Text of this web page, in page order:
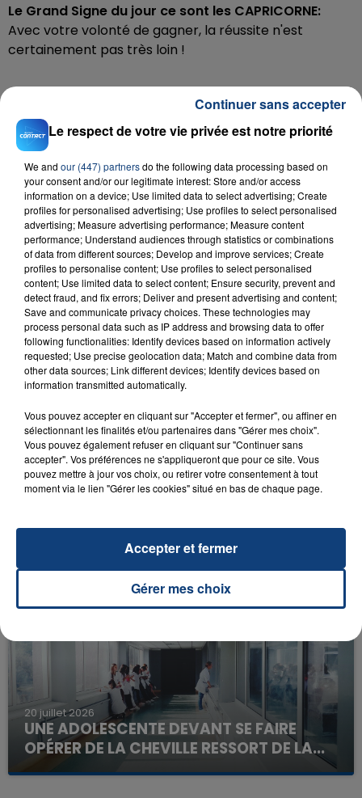
Le Grand Signe du jour ce sont les CAPRICORNE:
Avec votre volonté de gagner, la réussite n'est
certainement pas très loin !
Lean On
MAJOR LAZER
RADIO CONTACT
FIL D'ACTU
INCENDIE MORTEL À LENS : UNE FEMME ET
SON BÉBÉ ENTRE LA VIE ET LA...
aspergé sa compagne et leur bébé de trois mois
d'un liquide inflammable.
20 juillet 2026
UNE ADOLESCENTE DEVANT SE FAIRE
OPÉRER DE LA CHEVILLE RESSORT DE LA...
La famille a porté plainte contre la clinique qui a
Le respect de votre vie privée est notre priorité
We and our (447) partnersdo the following data processing based on
your consent and/or our legitimate interest: Store and/or access
information on a device; Use limited data to select advertising; Create
profiles for personalised advertising; Use profiles to select personalised
advertising; Measure advertising performance; Measure content
performance; Understand audiences through statistics or combinations
of data from different sources; Develop and improve services; Create
profiles to personalise content; Use profiles to select personalised
content; Use limited data to select content; Ensure security, prevent and
detect fraud, and fix errors; Deliver and present advertising and content;
Save and communicate privacy choices. These technologies may
process personal data such as IP address and browsing data to offer
following functionalities: Identify devices based on information actively
requested; Use precise geolocation data; Match and combine data from
other data sources; Link different devices; Identify devices based on
information transmitted automatically.
Vous pouvez accepter en cliquant sur "Accepter et fermer", ou affiner en
sélectionnant les finalités et/ou partenaires dans "Gérer mes choix".
Vous pouvez également refuser en cliquant sur "Continuer sans
accepter". Vos préférences ne s'appliqueront que pour ce site. Vous
pouvez mettre à jour vos choix, ou retirer votre consentement à tout
moment via le lien "Gérer les cookies" situé en bas de chaque page.
Gérer mes choix
Accepter et fermer
Continuer sans accepter